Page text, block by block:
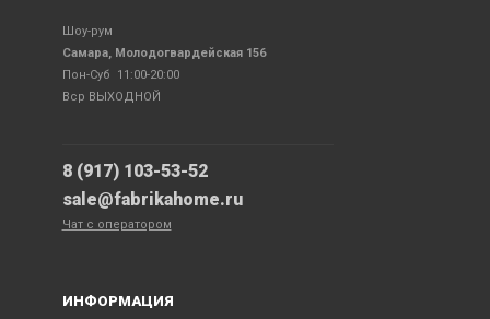
Шоу-рум
Самара, Молодогвардейская 156
Пон-Суб 11:00-20:00
Вср ВЫХОДНОЙ
8 (917) 103-53-52
sale@fabrikahome.ru
Чат с оператором
ИНФОРМАЦИЯ